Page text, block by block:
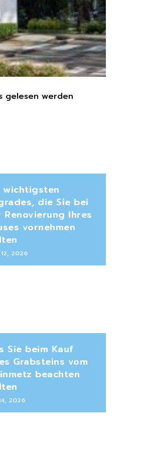
gelesen werden
wichtigsten
die Sie bei
Renovierung Ihres
vornehmen
2026
Sie beim Kauf
Grabsteins vom
beachten
2026